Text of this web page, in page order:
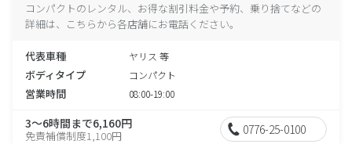
コンパクトのレンタル、お得な割引料金や予約、乗り捨てなどの
詳細は、こちらから各店舗にお電話ください。
代表車種 ヤリス 等
ボディタイプ コンパクト
営業時間 08:00-19:00
3～6時間まで6,160円
免責補償制度1,100円 0776-25-0100